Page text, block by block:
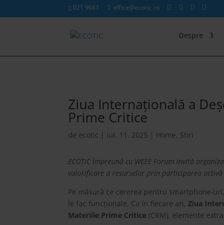
021 9641 office@ecotic.ro
Despre
Ziua Internațională a
Prime Critice
de ecotic | iul. 11, 2025 | Home, Stiri
ECOTIC împreună cu WEEE Forum invită
valorificare a resurselor prin participarea
Pe măsură ce cererea pentru smartphone-
le fac funcționale. Ca în fiecare an,Ziua
Materiile Prime Critice (CRM), elemente